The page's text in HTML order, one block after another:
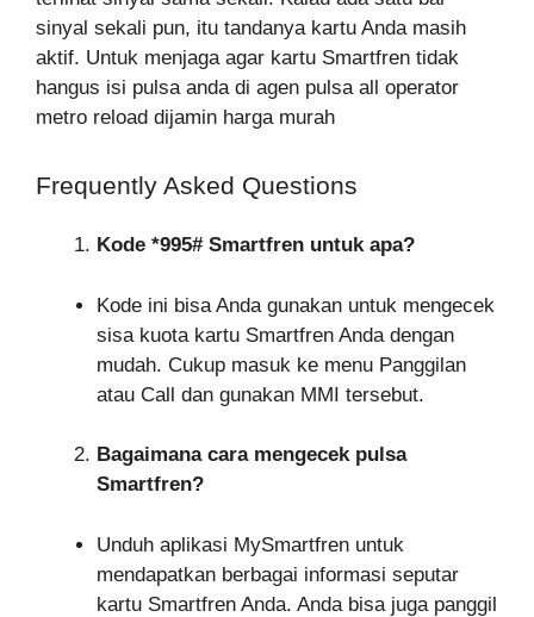
sinyal sekali pun, itu tandanya kartu Anda masih
aktif. Untuk menjaga agar kartu Smartfren tidak
hangus isi pulsa anda di agen pulsa all operator
metro reload dijamin harga murah
Frequently Asked Questions
Kode *995# Smartfren untuk apa?
Kode ini bisa Anda gunakan untuk mengecek
sisa kuota kartu Smartfren Anda dengan
mudah. Cukup masuk ke menu Panggilan
atau Call dan gunakan MMI tersebut.
Bagaimana cara mengecek pulsa
Smartfren?
Unduh aplikasi MySmartfren untuk
mendapatkan berbagai informasi seputar
kartu Smartfren Anda. Anda bisa juga panggil